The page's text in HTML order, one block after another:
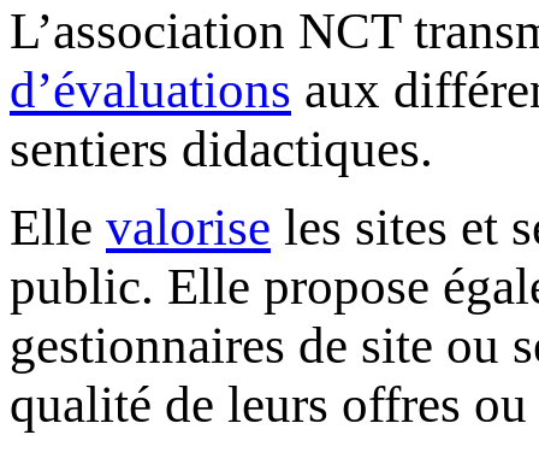
L’association NCT
d’évaluations aux
sentiers didactiques.
Elle valorise les sites et
public. Elle propose
gestionnaires de site ou
qualité de leurs offres